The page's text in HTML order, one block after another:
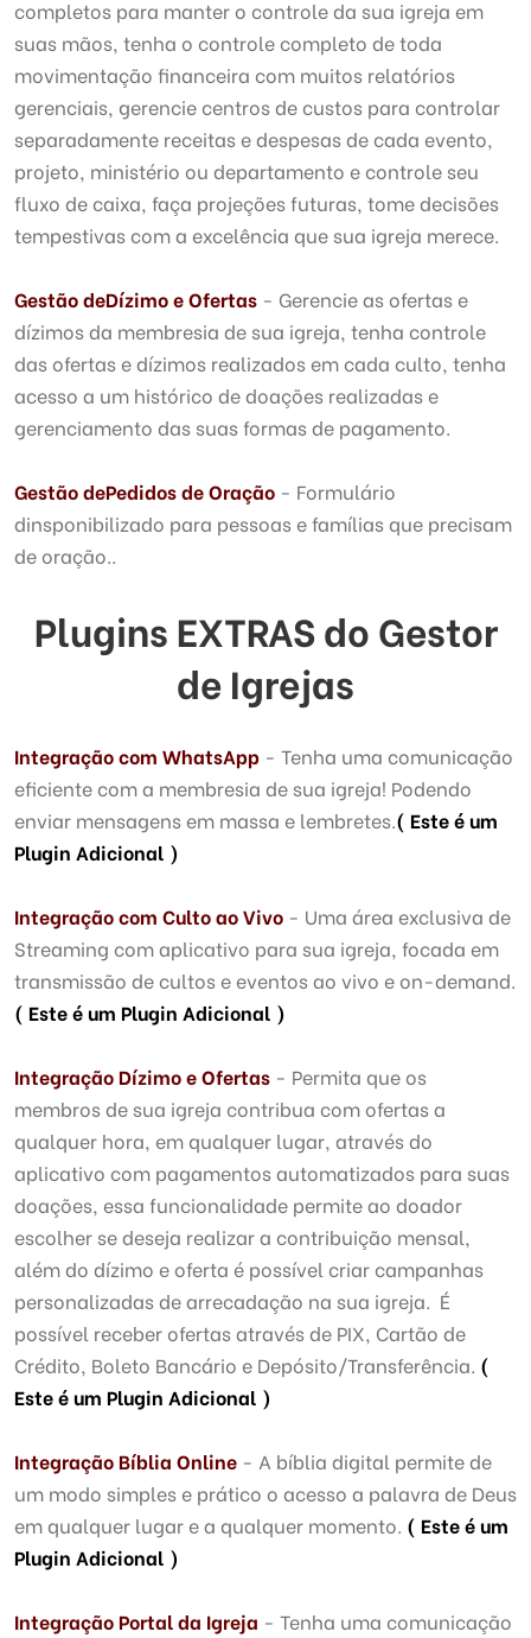
completos para manter o controle da sua igreja em
suas mãos, tenha o controle completo de toda
movimentação financeira com muitos relatórios
gerenciais, gerencie centros de custos para controlar
separadamente receitas e despesas de cada evento,
projeto, ministério ou departamento e controle seu
fluxo de caixa, faça projeções futuras, tome decisões
tempestivas com a excelência que sua igreja merece.
Gestão deDízimo e Ofertas - Gerencie as ofertas e
dízimos da membresia de sua igreja, tenha controle
das ofertas e dízimos realizados em cada culto, tenha
acesso a um histórico de doações realizadas e
gerenciamento das suas formas de pagamento.
Gestão dePedidos de Oração - Formulário
dinsponibilizado para pessoas e famílias que precisam
de oração..
Plugins EXTRAS do Gestor
de Igrejas
Integração com WhatsApp - Tenha uma comunicação
eficiente com a membresia de sua igreja! Podendo
enviar mensagens em massa e lembretes.( Este é um
Plugin Adicional )
Integração com Culto ao Vivo - Uma área exclusiva de
Streaming com aplicativo para sua igreja, focada em
transmissão de cultos e eventos ao vivo e on-demand.
( Este é um Plugin Adicional )
Integração Dízimo e Ofertas - Permita que os
membros de sua igreja contribua com ofertas a
qualquer hora, em qualquer lugar, através do
aplicativo com pagamentos automatizados para suas
doações, essa funcionalidade permite ao doador
escolher se deseja realizar a contribuição mensal,
além do dízimo e oferta é possível criar campanhas
personalizadas de arrecadação na sua igreja. É
possível receber ofertas através de PIX, Cartão de
Crédito, Boleto Bancário e Depósito/Transferência. (
Este é um Plugin Adicional )
Integração Bíblia Online - A bíblia digital permite de
um modo simples e prático o acesso a palavra de Deus
em qualquer lugar e a qualquer momento. ( Este é um
Plugin Adicional )
Integração Portal da Igreja - Tenha uma comunicação